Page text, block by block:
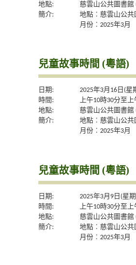
地點:
慈雲山公共圖書館
簡介:
地點︰慈雲山公共
月份︰2025年3月
兒童故事時間 (粵語)
日期:
2025年3月16日(星
時間:
上午10時30分至上
地點:
慈雲山公共圖書館
簡介:
地點︰慈雲山公共
月份︰2025年3月
兒童故事時間 (粵語)
日期:
2025年3月9日(星
時間:
上午10時30分至
地點:
慈雲山公共圖書館
簡介:
地點︰慈雲山公共
月份︰2025年3月